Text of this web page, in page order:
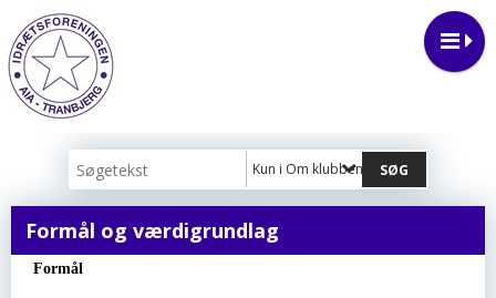
Kun i Om klubben
Formål og værdigrundlag
Formål